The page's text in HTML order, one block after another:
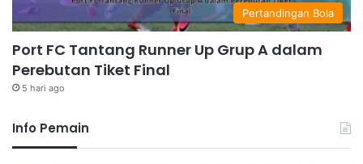
Pertandingan Bola
Port FC Tantang Runner Up Grup A dalam
Perebutan Tiket Final
5 hari ago
Info Pemain